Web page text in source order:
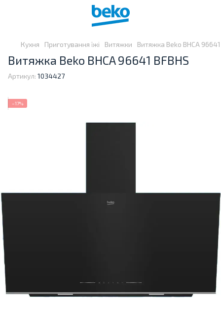
Кухня Приготування їжі Витяжки Витяжка Beko BHCA 96641
Витяжка Beko BHCA 96641 BFBHS
Артикул: 1034427
−17%